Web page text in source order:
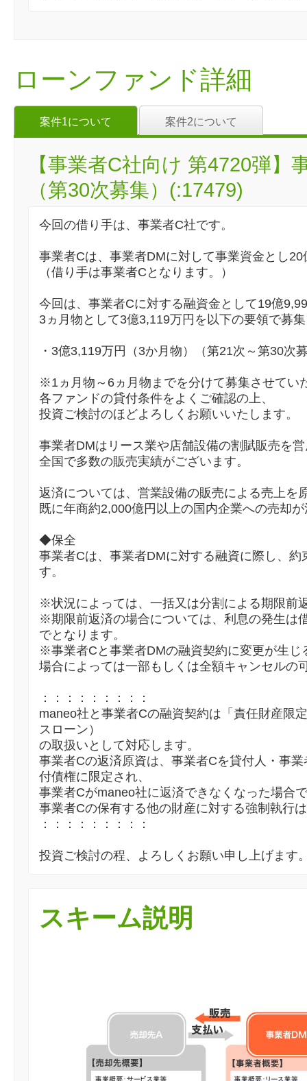
ローンファンド詳細
案件1について 案件2について
【事業者C社向け 第4720弾
（第30次募集）(:17479)
今回の借り手は、事業者C社です。
事業者Cは、事業者DMに対して事業資金とし
（借り手は事業者Cとなります。）
今回は、事業者Cに対する融資金として19億
3ヵ月物として3億3,119万円を以下の要領で募
・3億3,119万円（3か月物）（第21次～第30次
※1ヵ月物～6ヵ月物までを分けて募集させてい
各ファンドの貸付条件をよくご確認の上、
投資ご検討のほどよろしくお願いいたします。
事業者DMはリース業や店舗設備の割賦販売を
全国で多数の販売実績がございます。
返済については、営業設備の販売による売上を
既に年商約2,000億円以上の国内企業への売却
◆保全
事業者Cは、事業者DMに対する融資に際し、
す。
※状況によっては、一括又は分割による期限前
※期限前返済の場合については、利息の発生は
でとなります。
※事業者Cと事業者DMの融資契約に変更が生じ
場合によっては一部もしくは全額キャンセルの
：：：：：：：：：
maneo社と事業者Cの融資契約は「責任財産限
スローン）
の取扱いとして対応します。
事業者Cの返済原資は、事業者Cを貸付人・事
付債権に限定され、
事業者Cがmaneo社に返済できなくなった場合
事業者Cの保有する他の財産に対する強制執行
：：：：：：：：：
投資ご検討の程、よろしくお願い申し上げます
スキーム説明